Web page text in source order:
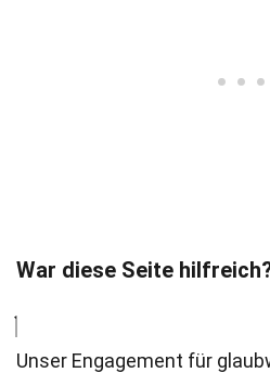
War diese Seite
Unser Engagement für